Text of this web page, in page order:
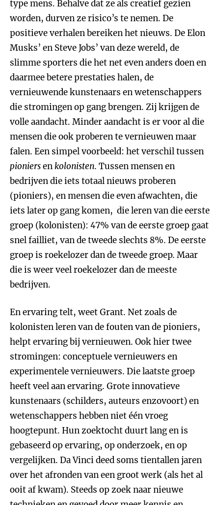
type mens. Behalve dat ze als creatief gezien
worden, durven ze risico’s te nemen. De
positieve verhalen bereiken het nieuws. De Elon
Musks’ en Steve Jobs’ van deze wereld, de
slimme sporters die het net even anders doen en
daarmee betere prestaties halen, de
vernieuwende kunstenaars en wetenschappers
die stromingen op gang brengen. Zij krijgen de
volle aandacht. Minder aandacht is er voor al die
mensen die ook proberen te vernieuwen maar
falen. Een simpel voorbeeld: het verschil tussen
pioniersenkolonisten. Tussen mensen en
bedrijven die iets totaal nieuws proberen
(pioniers), en mensen die even afwachten, die
iets later op gang komen, die leren van die eerste
groep (kolonisten): 47% van de eerste groep gaat
snel failliet, van de tweede slechts 8%. De eerste
groep is roekelozer dan de tweede groep. Maar
die is weer veel roekelozer dan de meeste
bedrijven.
En ervaring telt, weet Grant. Net zoals de
kolonisten leren van de fouten van de pioniers,
helpt ervaring bij vernieuwen. Ook hier twee
stromingen: conceptuele vernieuwers en
experimentele vernieuwers. Die laatste groep
heeft veel aan ervaring. Grote innovatieve
kunstenaars (schilders, auteurs enzovoort) en
wetenschappers hebben niet één vroeg
hoogtepunt. Hun zoektocht duurt lang en is
gebaseerd op ervaring, op onderzoek, en op
vergelijken. Da Vinci deed soms tientallen jaren
over het afronden van een groot werk (als het al
ooit af kwam). Steeds op zoek naar nieuwe